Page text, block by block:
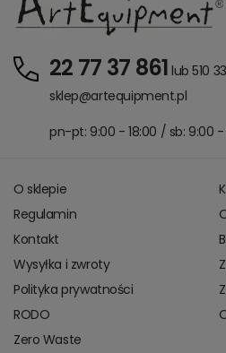
22 77 37 861 lub 510
sklep@artequipment.pl
pn-pt: 9:00 - 18:00 / sb: 9:00 -
O sklepie
Regulamin
Kontakt
Wysyłka i zwroty
Polityka prywatności
RODO
Zero Waste